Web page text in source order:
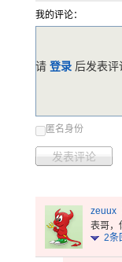
我的评论：
匿名身份
发表评论
请 登录 后发表
zeuux
表哥，
2条